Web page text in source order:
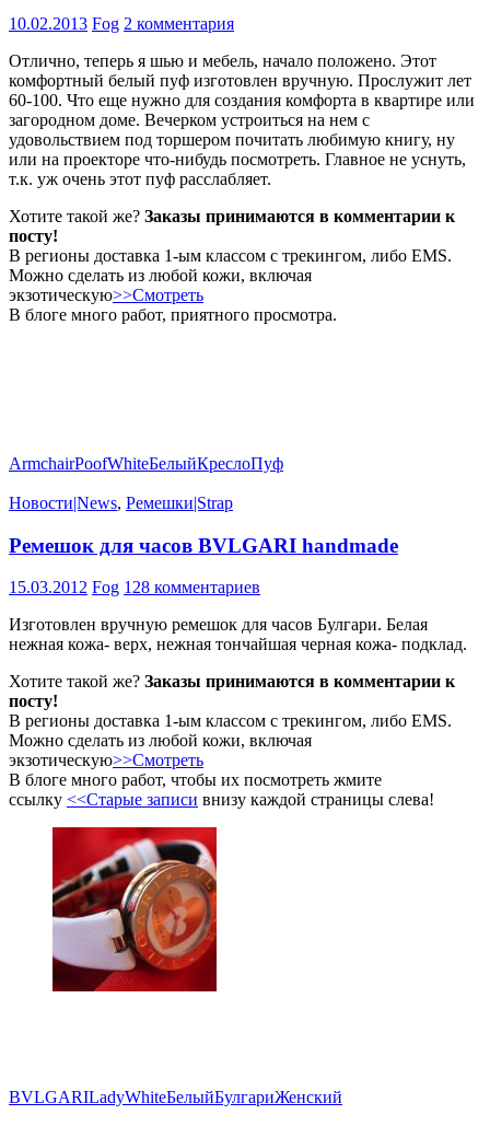
10.02.2013 Fog 2 комментария
Отлично, теперь я шью и мебель, начало положено. Этот
комфортный белый пуф изготовлен вручную. Прослужит лет
60-100. Что еще нужно для создания комфорта в квартире или
загородном доме. Вечерком устроиться на нем с
удовольствием под торшером почитать любимую книгу, ну
или на проекторе что-нибудь посмотреть. Главное не уснуть,
т.к. уж очень этот пуф расслабляет.
Хотите такой же? Заказы принимаются в комментарии к
посту!
В регионы доставка 1-ым классом с трекингом, либо EMS.
Можно сделать из любой кожи, включая
экзотическую>>Смотреть
В блоге много работ, приятного просмотра.
ArmchairPoofWhiteБелыйКреслоПуф
Новости|News, Ремешки|Strap
Ремешок для часов BVLGARI handmade
15.03.2012 Fog 128 комментариев
Изготовлен вручную ремешок для часов Булгари. Белая
нежная кожа- верх, нежная тончайшая черная кожа- подклад.
Хотите такой же? Заказы принимаются в комментарии к
посту!
В регионы доставка 1-ым классом с трекингом, либо EMS.
Можно сделать из любой кожи, включая
экзотическую>>Смотреть
В блоге много работ, чтобы их посмотреть жмите
ссылку <<Старые записи внизу каждой страницы слева!
BVLGARILadyWhiteБелыйБулгариЖенский